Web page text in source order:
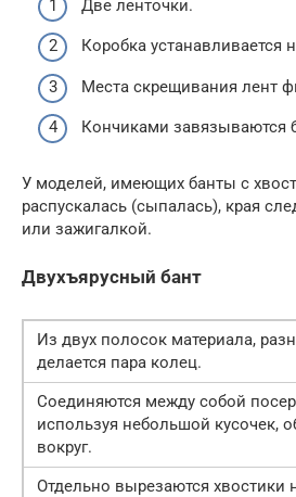
Две ленточки.
Коробка устанавливается
Места скрещивания лент
Кончиками завязываются
У моделей, имеющих банты с
распускалась (сыпалась), края
или зажигалкой.
Двухъярусный бант
Из двух полосок материала,
делается пара колец.
Соединяются между собой
используя небольшой кусочек,
вокруг.
Отдельно вырезаются